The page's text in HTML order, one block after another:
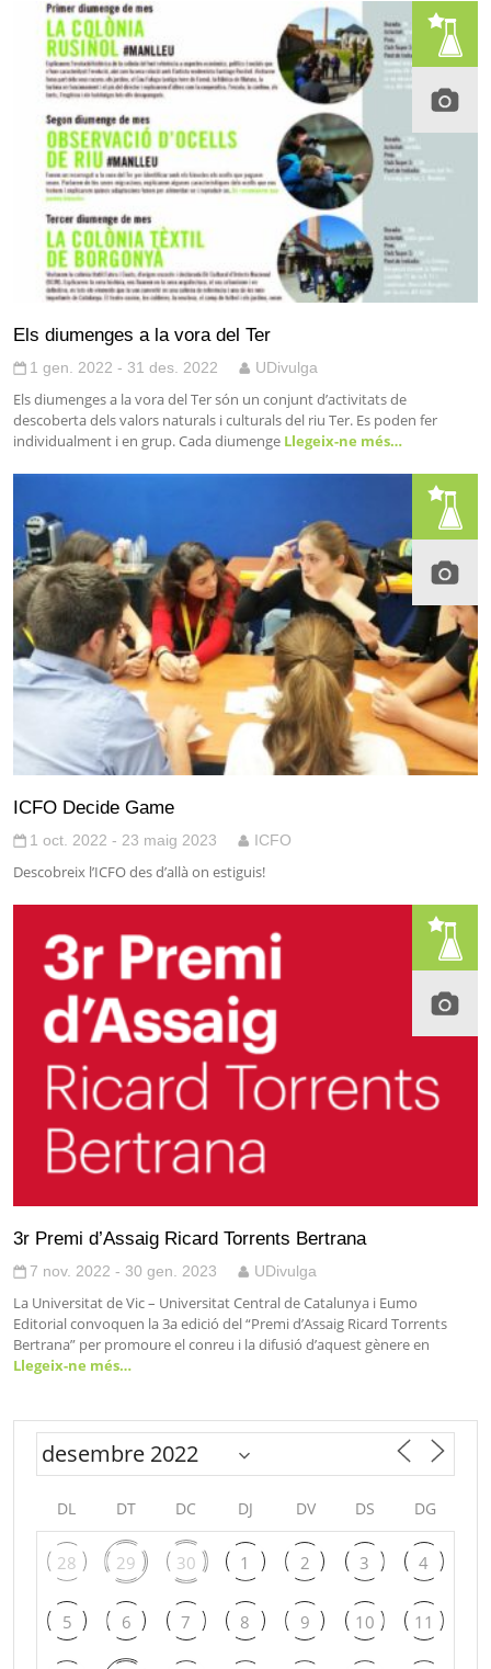
Els diumenges a la vora del Ter
1 gen. 2022 - 31 des. 2022 UDivulga
Els diumenges a la vora del Ter són un conjunt d’activitats de
descoberta dels valors naturals i culturals del riu Ter. Es poden fer
individualment i en grup. Cada diumenge Llegeix-ne més…
ICFO Decide Game
1 oct. 2022 - 23 maig 2023 ICFO
Descobreix l’ICFO des d’allà on estiguis!
3r Premi d’Assaig Ricard Torrents Bertrana
7 nov. 2022 - 30 gen. 2023 UDivulga
La Universitat de Vic – Universitat Central de Catalunya i Eumo
Editorial convoquen la 3a edició del “Premi d’Assaig Ricard Torrents
Bertrana” per promoure el conreu i la difusió d’aquest gènere en
Llegeix-ne més…
DL DT DC DJ DV DS DG
28 29 30 1 2 3 4
5 6 7 8 9 10 11